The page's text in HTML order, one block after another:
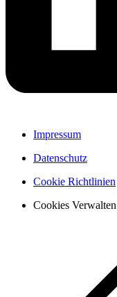
Impressum
Datenschutz
Cookie Richtlinien
Cookies Verwalten